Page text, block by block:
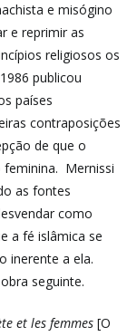
e misógino
e reprimir as
religiosos os
publicou
países
contraposições
de que o
Mernissi
as fontes
como
a fé islâmica se
inerente a ela.
seguinte.
et les femmes [O